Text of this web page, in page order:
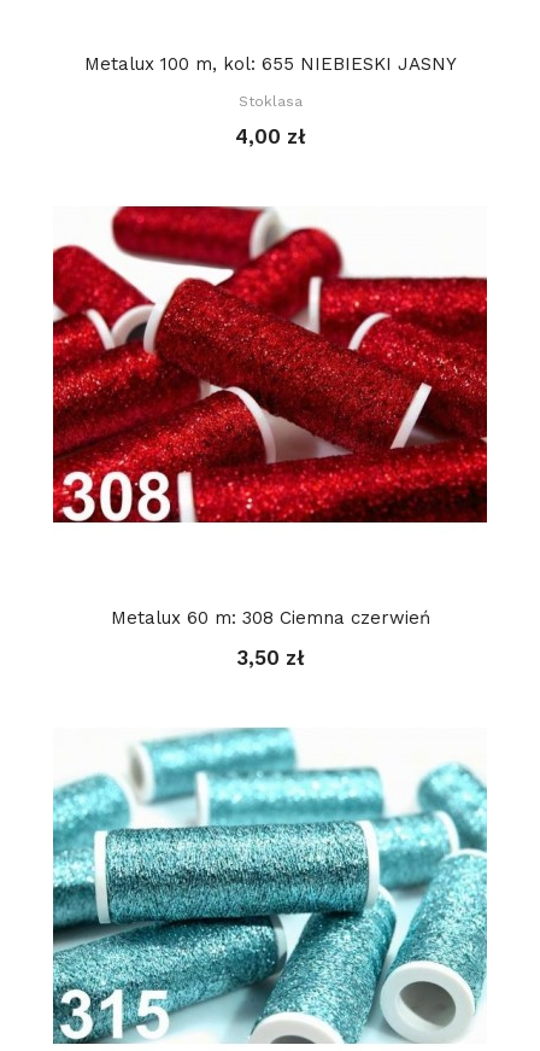
Metalux 100 m, kol: 655 NIEBIESKI JASNY
Stoklasa
4,00 zł
Metalux 60 m: 308 Ciemna czerwień
3,50 zł